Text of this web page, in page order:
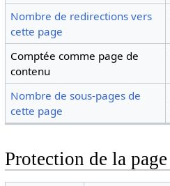
Nombre de redirections vers
cette page
Comptée comme page de
contenu
Nombre de sous-pages de
cette page
Protection de la page